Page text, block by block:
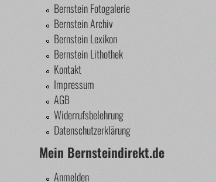
Bernstein Fotogalerie
Bernstein Archiv
Bernstein Lexikon
Bernstein Lithothek
Kontakt
Impressum
AGB
Widerrufsbelehrung
Datenschutzerklärung
Mein Bernsteindirekt.de
Anmelden